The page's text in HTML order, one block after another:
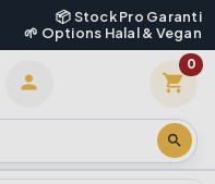
📦 Stock Pro Garanti
🌱 Options Halal & Vegan

search
shopping_cart
0